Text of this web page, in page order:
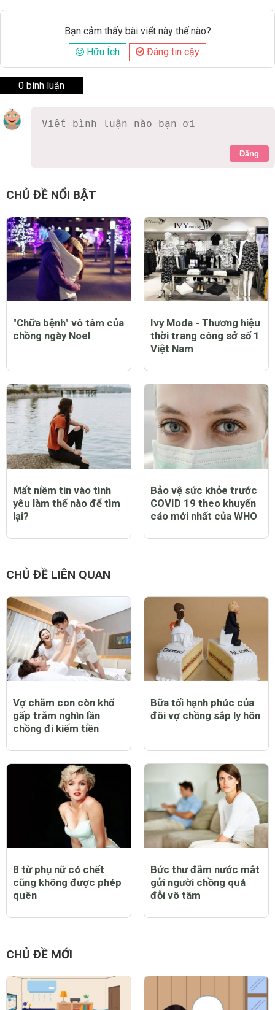
Bạn cảm thấy bài viết này thế nào?
Hữu Ích
Đáng tin cậy
0 bình luận
Đăng
CHỦ ĐỀ NỔI BẬT
"Chữa bệnh" vô tâm của
chồng ngày Noel
Ivy Moda - Thương hiệu
thời trang công sở số 1
Việt Nam
Mất niềm tin vào tình
yêu làm thế nào để tìm
lại?
Bảo vệ sức khỏe trước
COVID 19 theo khuyến
cáo mới nhất của WHO
CHỦ ĐỀ LIÊN QUAN
Vợ chăm con còn khổ
gấp trăm nghìn lần
chồng đi kiếm tiền
Bữa tối hạnh phúc của
đôi vợ chồng sắp ly hôn
8 từ phụ nữ có chết
cũng không được phép
quên
Bức thư đẫm nước mắt
gửi người chồng quá
đỗi vô tâm
CHỦ ĐỀ MỚI